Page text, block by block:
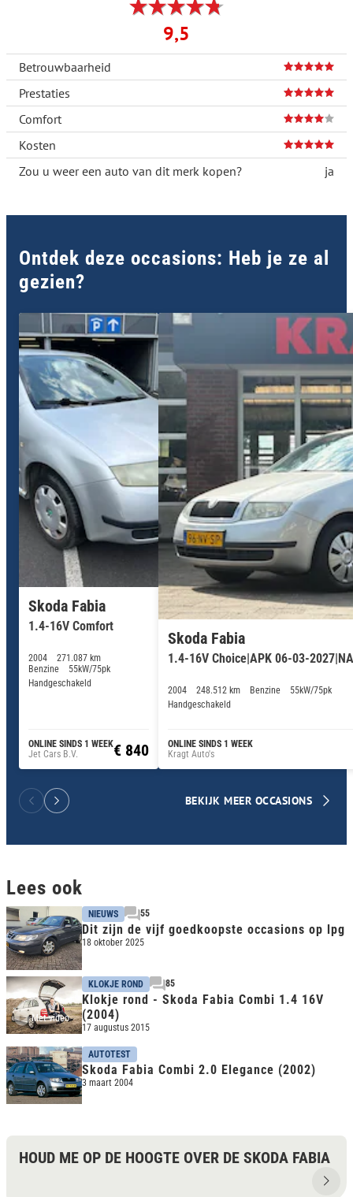
9,5
Betrouwbaarheid
Prestaties
Comfort
Kosten
Zou u weer een auto van dit merk kopen?
ja
Ontdek deze occasions: Heb je ze al
gezien?
Skoda Fabia
1.4-16V Comfort
2004
271.087 km
Benzine
55kW/75pk
Handgeschakeld
ONLINE SINDS 1 WEEK
Jet Cars B.V.
€ 840
Skoda Fabia
1.4-16V Choice|APK 06-03-
2004 248.512 km Benzine
55kW/75pk
Handgeschakeld
ONLINE SINDS 1 WEEK
Kragt Auto's
BEKIJK MEER OCCASIONS
Lees ook
NIEUWS 55
Dit zijn de vijf goedkoopste occasions op lpg
18 oktober 2025
Met video
KLOKJE ROND 85
Klokje rond - Skoda Fabia Combi 1.4 16V
(2004)
17 augustus 2015
AUTOTEST
Skoda Fabia Combi 2.0 Elegance (2002)
3 maart 2004
HOUD ME OP DE HOOGTE OVER DE SKODA FABIA